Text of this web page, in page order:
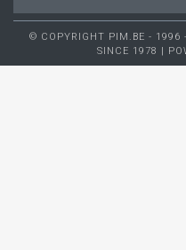
© COPYRIGHT PIM.BE - 1996
SINCE 1978 |